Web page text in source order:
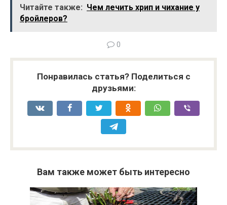
Читайте также: Чем лечить хрип и чихание у
бройлеров?
0
Понравилась статья? Поделиться с
друзьями:
Вам также может быть интересно